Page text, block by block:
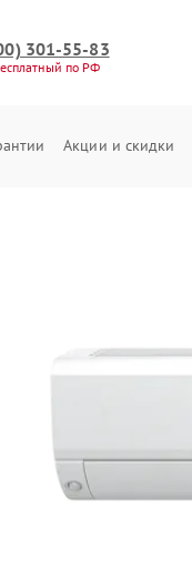
301-55-83
по РФ
Акции и скидки